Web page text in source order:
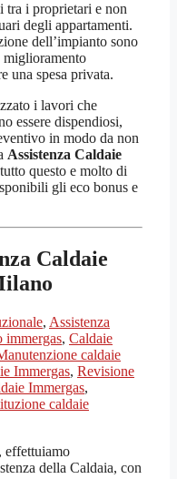
tra i proprietari e non
degli appartamenti.
dell’impianto sono
miglioramento
una spesa privata.
i lavori che
essere dispendiosi,
in modo da non
Assistenza Caldaie
questo e molto di
gli eco bonus e
Caldaie
, Assistenza
immergas, Caldaie
caldaie
Immergas, Revisione
Immergas,
caldaie
effettuiamo
della Caldaia, con